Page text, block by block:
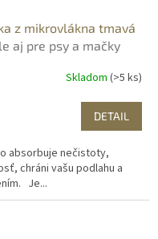
z mikrovlákna tmavá
aj pre psy a mačky
Skladom (>5 ks)
DETAIL
absorbuje nečistoty,
chráni vašu podlahu a
Je...